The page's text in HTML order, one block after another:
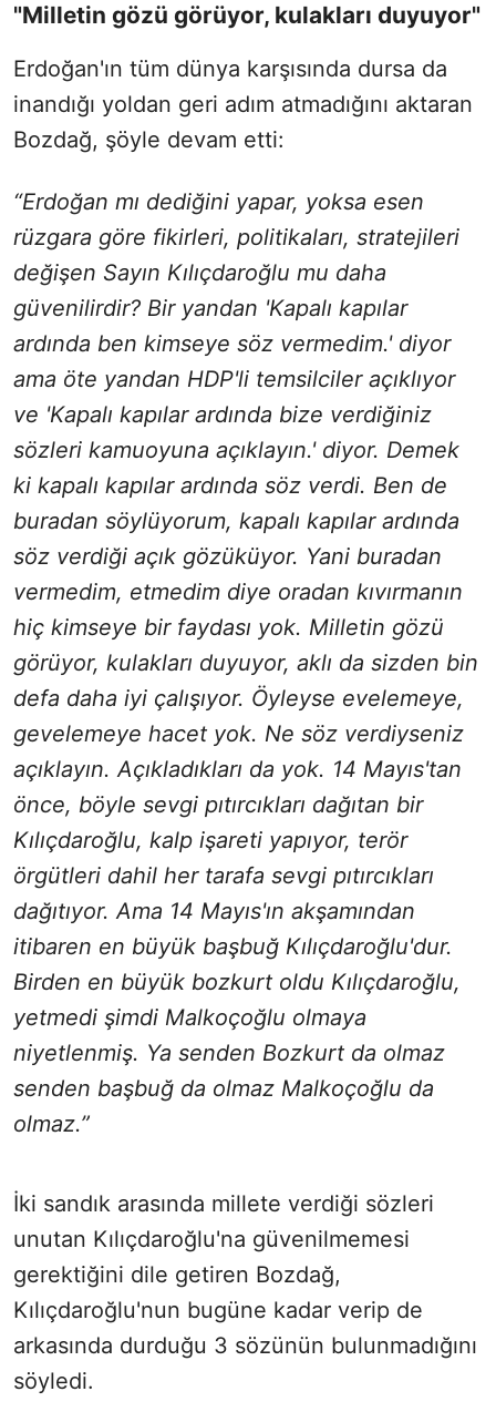
"Milletin gözü görüyor, kulakları duyuyor"
Erdoğan'ın tüm dünya karşısında dursa da
inandığı yoldan geri adım atmadığını aktaran
Bozdağ, şöyle devam etti:
“Erdoğan mı dediğini yapar, yoksa esen
rüzgara göre fikirleri, politikaları, stratejileri
değişen Sayın Kılıçdaroğlu mu daha
güvenilirdir? Bir yandan 'Kapalı kapılar
ardında ben kimseye söz vermedim.' diyor
ama öte yandan HDP'li temsilciler açıklıyor
ve 'Kapalı kapılar ardında bize verdiğiniz
sözleri kamuoyuna açıklayın.' diyor. Demek
ki kapalı kapılar ardında söz verdi. Ben de
buradan söylüyorum, kapalı kapılar ardında
söz verdiği açık gözüküyor. Yani buradan
vermedim, etmedim diye oradan kıvırmanın
hiç kimseye bir faydası yok. Milletin gözü
görüyor, kulakları duyuyor, aklı da sizden bin
defa daha iyi çalışıyor. Öyleyse evelemeye,
gevelemeye hacet yok. Ne söz verdiyseniz
açıklayın. Açıkladıkları da yok. 14 Mayıs'tan
önce, böyle sevgi pıtırcıkları dağıtan bir
Kılıçdaroğlu, kalp işareti yapıyor, terör
örgütleri dahil her tarafa sevgi pıtırcıkları
dağıtıyor. Ama 14 Mayıs'ın akşamından
itibaren en büyük başbuğ Kılıçdaroğlu'dur.
Birden en büyük bozkurt oldu Kılıçdaroğlu,
yetmedi şimdi Malkoçoğlu olmaya
niyetlenmiş. Ya senden Bozkurt da olmaz
senden başbuğ da olmaz Malkoçoğlu da
olmaz.”
İki sandık arasında millete verdiği sözleri
unutan Kılıçdaroğlu'na güvenilmemesi
gerektiğini dile getiren Bozdağ,
Kılıçdaroğlu'nun bugüne kadar verip de
arkasında durduğu 3 sözünün bulunmadığını
söyledi.